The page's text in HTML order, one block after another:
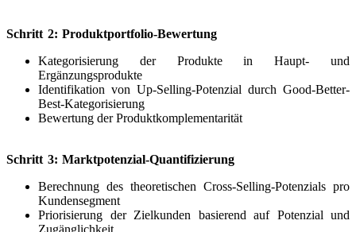
Schritt 2: Produktportfolio-Bewertung
Kategorisierung der Produkte in Haupt- und
Ergänzungsprodukte
Identifikation von Up-Selling-Potenzial durch Good-Better-
Best-Kategorisierung
Bewertung der Produktkomplementarität
Schritt 3: Marktpotenzial-Quantifizierung
Berechnung des theoretischen Cross-Selling-Potenzials pro
Kundensegment
Priorisierung der Zielkunden basierend auf Potenzial und
Zugänglichkeit